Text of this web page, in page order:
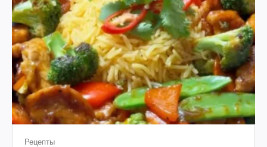
Рецепты